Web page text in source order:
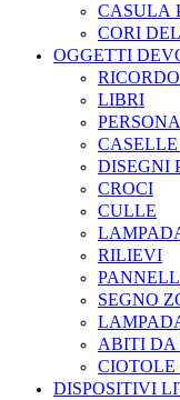
CASULA
CORI
OGGETTI
LIBRI
DISEGNI
CROCI
CULLE
RILIEVI
SEGNO
ABITI DA
CIOTOLE
DISPOSITIVI